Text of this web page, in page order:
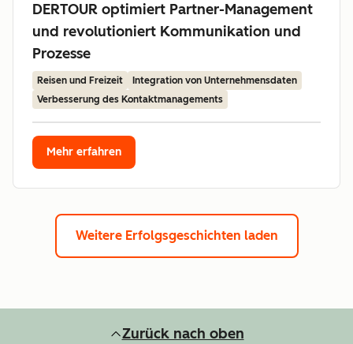
DERTOUR optimiert Partner-Management
und revolutioniert Kommunikation und
Prozesse
Reisen und Freizeit
Integration von Unternehmensdaten
Verbesserung des Kontaktmanagements
Mehr erfahren
Weitere Erfolgsgeschichten laden
Zurück nach oben